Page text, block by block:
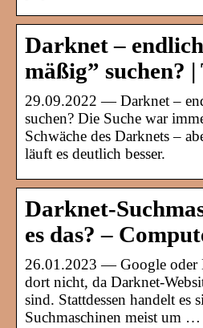
Darknet –
mäßig” suchen?
29.09.2022 — Darknet –
suchen? Die Suche war
Schwäche des Darknets –
läuft es deutlich besser.
Darknet-
es das? –
26.01.2023 — Google oder
dort nicht, da Darknet-
sind. Stattdessen handelt es
Suchmaschinen meist um …